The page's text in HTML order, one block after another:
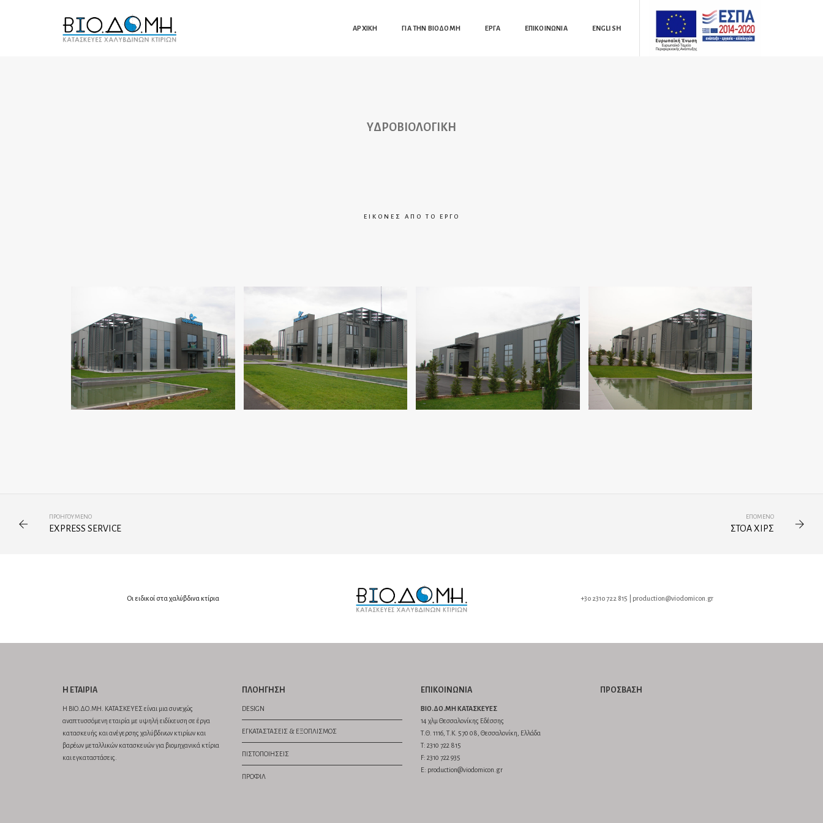
ΑΡΧΙΚΗ ΓΙΑ ΤΗΝ ΒΙΟΔΟΜΗ ΕΡΓΑ EΠΙΚΟΙΝΩΝΙΑ ENGLISH
YΔΡΟΒΙΟΛΟΓΙΚΗ
ΕΙΚΌΝΕΣ ΑΠΌ ΤΟ ΈΡΓΟ
ΠΡΟΗΓΟΎΜΕΝΟ
EXPRESS SERVICE
ΕΠΌΜΕΝΟ
ΣΤΟΑ ΧΙΡΣ
Οι ειδικοί στα χαλύβδινα κτίρια +30 2310 722 815 | production@viodomicon.gr
Η ETAIΡΙΑ
Η ΒΙΟ.ΔΟ.ΜΗ. ΚΑΤΑΣΚΕΥΕΣ είναι μια συνεχώς
αναπτυσσόμενη εταιρία με υψηλή ειδίκευση σε έργα
κατασκευής και ανέγερσης χαλύβδινων κτιρίων και
βαρέων μεταλλικών κατασκευών για βιομηχανικά κτίρια
και εγκαταστάσεις.
ΠΛΟΗΓΗΣΗ
DESIGN
EΓΚΑΤΑΣΤΆΣΕΙΣ & ΕΞΟΠΛΙΣΜΌΣ
ΠΙΣΤΟΠΟΙΉΣΕΙΣ
ΠΡΟΦΊΛ
ΕΠΙΚΟΙΝΩΝΙΑ
ΒΙΟ.ΔΟ.ΜΗ ΚΑΤΑΣΚΕΥΕΣ
14 χλμ Θεσσαλονίκης Εδέσσης
Τ.Θ. 1116, Τ.Κ. 570 08, Θεσσαλονίκη, Ελλάδα
Τ: 2310 722 815
F: 2310 722 935
E: production@viodomicon.gr
ΠΡΟΣΒΑΣΗ